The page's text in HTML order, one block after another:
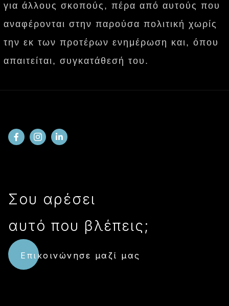
για άλλους σκοπούς, πέρα από αυτούς που
αναφέρονται στην παρούσα πολιτική χωρίς
την εκ των προτέρων ενημέρωση και, όπου
απαιτείται, συγκατάθεσή του.
Σου αρέσει
αυτό που βλέπεις;
Επικοινώνησε μαζί μας